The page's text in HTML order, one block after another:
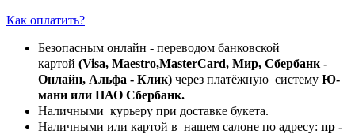
Как оплатить?
Безопасным онлайн - переводом банковской
картой (Visa, Maestro,MasterCard, Мир, Сбербанк -
Онлайн, Альфа - Клик) через платёжную систему Ю-
мани или ПАО Сбербанк.
Наличными курьеру при доставке букета.
Наличными или картой в нашем салоне по адресу: пр -